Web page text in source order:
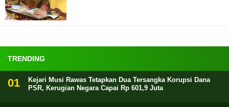
TRENDING
Kejari Musi Rawas Tetapkan Dua Tersangka Korupsi Dana
PSR, Kerugian Negara Capai Rp 601,9 Juta